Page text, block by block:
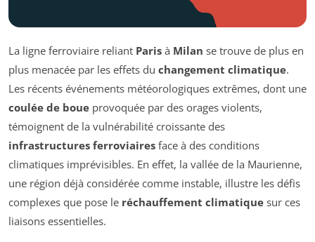
La ligne ferroviaire reliant Paris à Milan se trouve de plus en
plus menacée par les effets du changement climatique.
Les récents événements météorologiques extrêmes, dont une
coulée de boue provoquée par des orages violents,
témoignent de la vulnérabilité croissante des
infrastructures ferroviaires face à des conditions
climatiques imprévisibles. En effet, la vallée de la Maurienne,
une région déjà considérée comme instable, illustre les défis
complexes que pose le réchauffement climatique sur ces
liaisons essentielles.